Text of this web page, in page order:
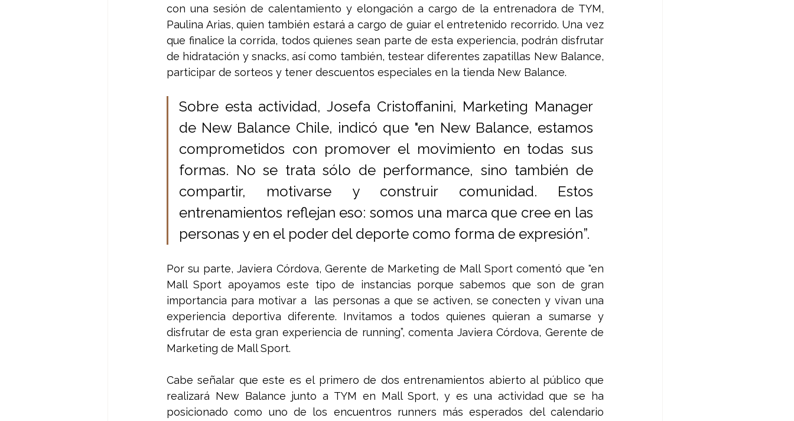
con una sesión de calentamiento y elongación a cargo de la entrenadora de TYM,
Paulina Arias, quien también estará a cargo de guiar el entretenido recorrido. Una vez
que finalice la corrida, todos quienes sean parte de esta experiencia, podrán disfrutar
de hidratación y snacks, así como también, testear diferentes zapatillas New Balance,
participar de sorteos y tener descuentos especiales en la tienda New Balance.
Sobre esta actividad, Josefa Cristoffanini, Marketing Manager
de New Balance Chile, indicó que "en New Balance, estamos
comprometidos con promover el movimiento en todas sus
formas. No se trata sólo de performance, sino también de
compartir, motivarse y construir comunidad. Estos
entrenamientos reflejan eso: somos una marca que cree en las
personas y en el poder del deporte como forma de expresión”.
Por su parte, Javiera Córdova, Gerente de Marketing de Mall Sport comentó que "en
Mall Sport apoyamos este tipo de instancias porque sabemos que son de gran
importancia para motivar a  las personas a que se activen, se conecten y vivan una
experiencia deportiva diferente. Invitamos a todos quienes quieran a sumarse y
disfrutar de esta gran experiencia de running”, comenta Javiera Córdova, Gerente de
Marketing de Mall Sport.
Cabe señalar que este es el primero de dos entrenamientos abierto al público que
realizará New Balance junto a TYM en Mall Sport, y es una actividad que se ha
posicionado como uno de los encuentros runners más esperados del calendario